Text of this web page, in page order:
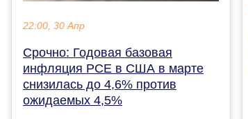
22:00, 30 Апр
Срочно: Годовая базовая
инфляция PCE в США в марте
снизилась до 4,6% против
ожидаемых 4,5%